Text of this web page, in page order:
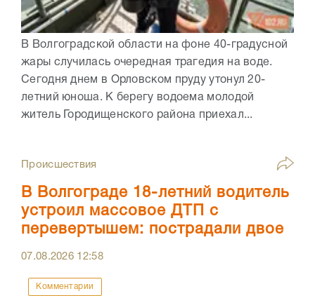
В Волгоградской области на фоне 40-градусной
жары случилась очередная трагедия на воде.
Сегодня днем в Орловском пруду утонул 20-
летний юноша. К берегу водоема молодой
житель Городищенского района приехал...
Происшествия
В Волгограде 18-летний водитель
устроил массовое ДТП с
перевертышем: пострадали двое
07.08.2026 12:58
Комментарии